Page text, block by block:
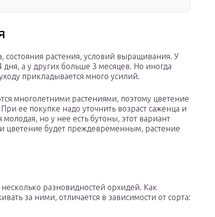
состояния растения, условий выращивания. У
дня, а у других больше 3 месяцев. Но иногда
прикладывается много усилий.
многолетними растениями, поэтому цветение
ее покупке надо уточнить возраст саженца и
но у нее есть бутоны, этот вариант
цветение будет преждевременным, растение
несколько разновидностей орхидей. Как
за ними, отличается в зависимости от сорта: